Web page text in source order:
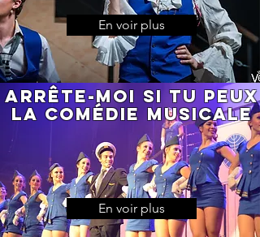
En voir plus
Arrête-moi si tu peux
la comédie musicale
En voir plus